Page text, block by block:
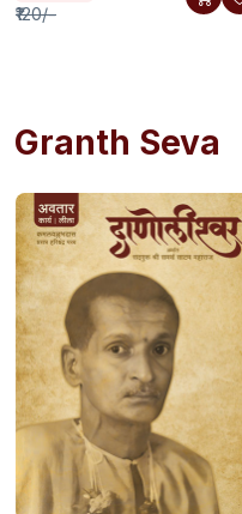
₹120/-
Granth Seva